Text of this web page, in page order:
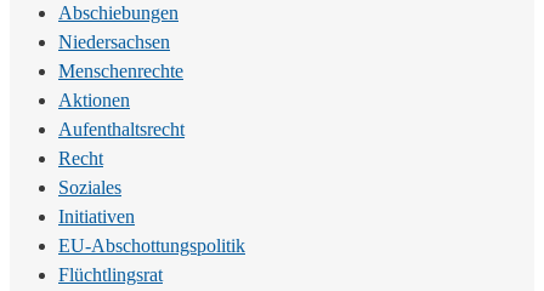
Abschiebungen
Niedersachsen
Menschenrechte
Aktionen
Aufenthaltsrecht
Recht
Soziales
Initiativen
EU-Abschottungspolitik
Flüchtlingsrat